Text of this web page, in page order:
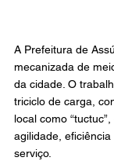
A Prefeitura de
mecanizada de
da cidade. O
triciclo de carga,
local como
agilidade,
serviço.